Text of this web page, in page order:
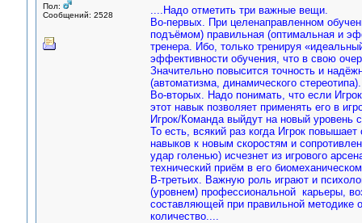
Пол:
Сообщений: 2528
....Надо отметить три важные вещи.
Во-первых. При целенаправленном
подъёмом) правильная (оптимальная и
тренера. Ибо, только тренируя
эффективности обучения, что в свою
Значительно повысится точность и
(автоматизма, динамического стереотипа).
Во-вторых. Надо понимать, что если
этот навык позволяет применять его в
Игрок/Команда выйдут на новый уровень
То есть, всякий раз когда Игрок
навыков к новым скоростям и
удар голенью) исчезнет из игрового
технический приём в его
В-третьих. Важную роль играют и
(уровнем) профессиональной карьеры,
составляющей при правильной методике
количество....